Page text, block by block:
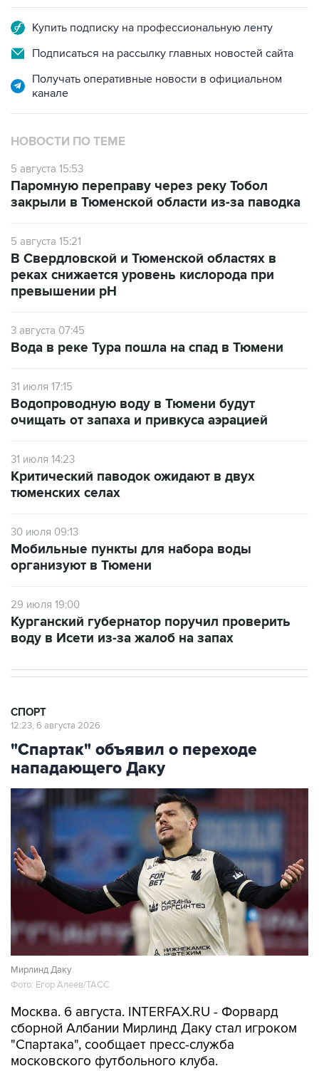
Купить подписку на профессиональную ленту
Подписаться на рассылку главных новостей сайта
Получать оперативные новости в официальном
канале
НОВОСТИ ПО ТЕМЕ
5 августа 15:53
Паромную переправу через реку Тобол
закрыли в Тюменской области из-за паводка
5 августа 15:21
В Свердловской и Тюменской областях в
реках снижается уровень кислорода при
превышении рН
3 августа 07:45
Вода в реке Тура пошла на спад в Тюмени
31 июля 17:15
Водопроводную воду в Тюмени будут
очищать от запаха и привкуса аэрацией
31 июля 14:23
Критический паводок ожидают в двух
тюменских селах
30 июля 09:13
Мобильные пункты для набора воды
организуют в Тюмени
29 июля 19:00
Курганский губернатор поручил проверить
воду в Исети из-за жалоб на запах
СПОРТ
12:23, 6 августа 2026
"Спартак" объявил о переходе
нападающего Даку
Мирлинд Даку
Фото: Егор Алеев/ТАСС
Москва. 6 августа. INTERFAX.RU - Форвард
сборной Албании Мирлинд Даку стал игроком
"Спартака", сообщает пресс-служба
московского футбольного клуба.